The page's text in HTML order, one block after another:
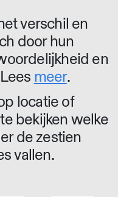
verschil en
door hun
en
meer.
locatie of
bekijken welke
de zestien
vallen.